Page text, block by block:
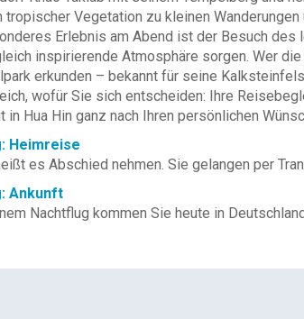
tropischer Vegetation zu kleinen Wanderungen
Erlebnis am Abend ist der Besuch
inspirierende Atmosphäre sorgen. Wer
erkunden – bekannt für seine
wofür Sie sich entscheiden: Ihre
in Hua Hin ganz nach Ihren persönlichen
Heimreise
es Abschied nehmen. Sie gelangen per
Ankunft
Nachtflug kommen Sie heute in